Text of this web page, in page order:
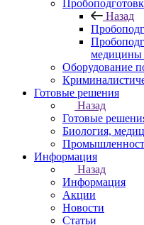
Назад
медицины
Оборудование
Готовые решения
Назад
Готовые
Биология,
Информация
Назад
Информация
Акции
Новости
Статьи